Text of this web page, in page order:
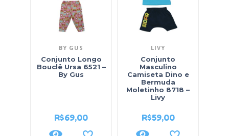
BY GUS
Conjunto Longo
Bouclê Ursa 6521 –
By Gus
R$69,00
LIVY
Conjunto
Masculino
Camiseta Dino e
Bermuda
Moletinho 8718 –
Livy
R$59,00